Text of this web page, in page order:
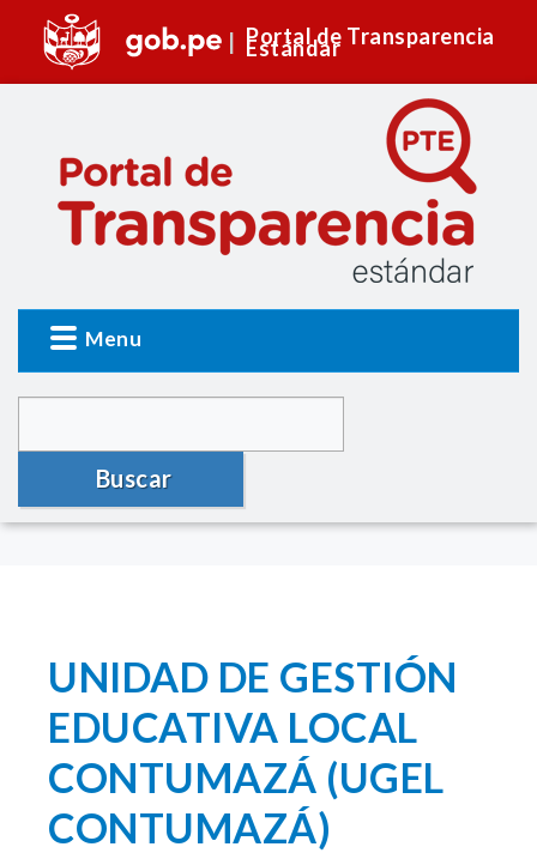
Portal de Transparencia
Estándar
Menu
Buscar
UNIDAD DE GESTIÓN
EDUCATIVA LOCAL
CONTUMAZÁ (UGEL
CONTUMAZÁ)